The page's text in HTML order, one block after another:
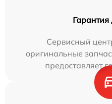
Гарантия
Сервисный
оригинальные
предоставляет